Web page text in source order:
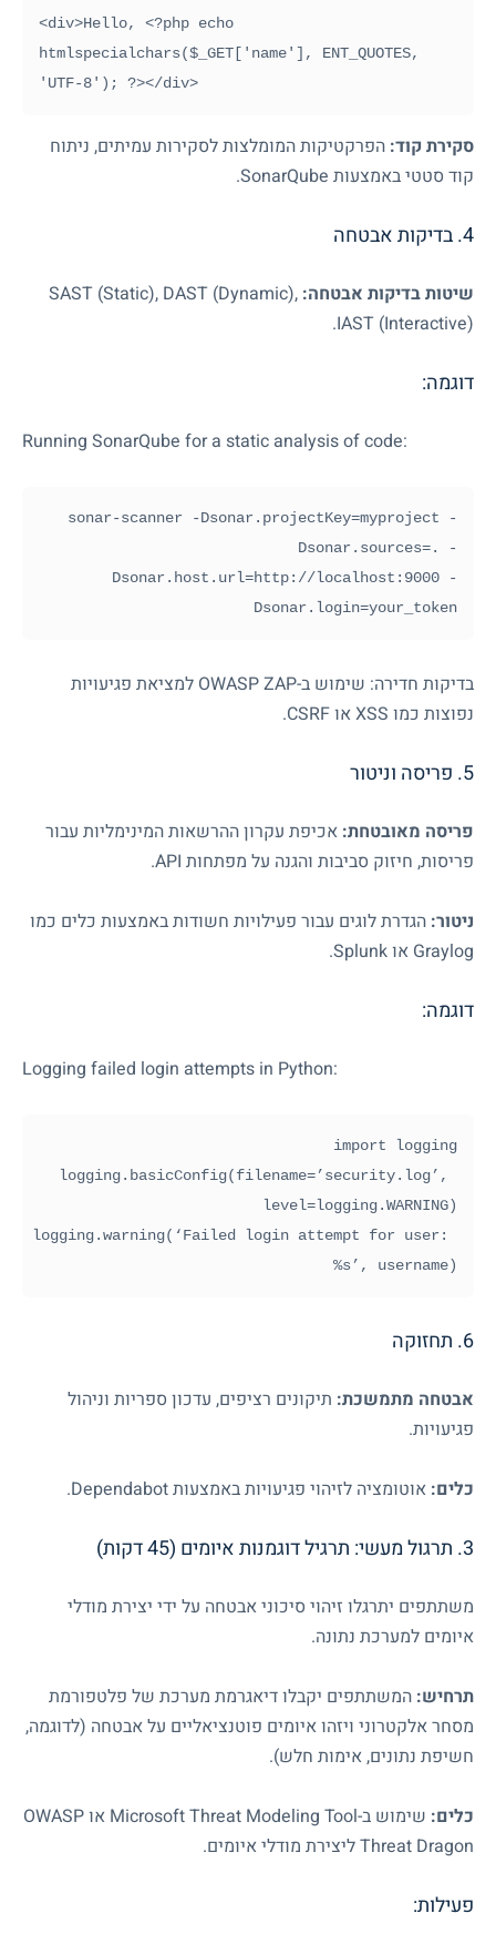
<div>Hello, <?php echo
htmlspecialchars($_GET['name'], ENT_QUOTES,
סקירת קוד: הפרקטיקות המומלצות לסקירות עמיתים, ניתוח
קוד סטטי באמצעות SonarQube
.
4. בדיקות אבטחה
שיטות בדיקות אבטחה: SAST (Static), DAST (Dynamic),
IAST (Interactive)
.
דוגמה:
Running SonarQube for a static analysis of code:
sonar-scanner -Dsonar.projectKey=myproject -
Dsonar.sources=. -
Dsonar.host.url=http://localhost:9000 -
Dsonar.login=your_token
בדיקות חדירה: שימוש ב-OWASP ZAP למציאת פגיעויות
נפוצות כמו XSSאוCSRF
.
5. פריסה וניטור
פריסה מאובטחת: אכיפת עקרון ההרשאות המינימליות עבור
פריסות, חיזוק סביבות והגנה על מפתחות API
.
ניטור: הגדרת לוגים עבור פעילויות חשודות באמצעות כלים כמו
Graylog אוSplunk
.
דוגמה:
Logging failed login attempts in Python:
logging.basicConfig(filename=’security.log’,
logging.warning(‘Failed login attempt for user:
%s’, username)
6. תחזוקה
אבטחה מתמשכת: תיקונים רציפים, עדכון ספריות וניהול
פגיעויות.
כלים: אוטומציה לזיהוי פגיעויות באמצעותDependabot
.
3. תרגול מעשי: תרגיל דוגמנות איומים (45 דקות)
משתתפים יתרגלו זיהוי סיכוני אבטחה על ידי יצירת מודלי
איומים למערכת נתונה.
תרחיש: המשתתפים יקבלו דיאגרמת מערכת של פלטפורמת
מסחר אלקטרוני ויזהו איומים פוטנציאליים על אבטחה (לדוגמה,
חשיפת נתונים, אימות חלש).
כלים: שימוש ב-Microsoft Threat Modeling Tool אוOWASP
Threat Dragonליצירת מודלי איומים.
פעילות: